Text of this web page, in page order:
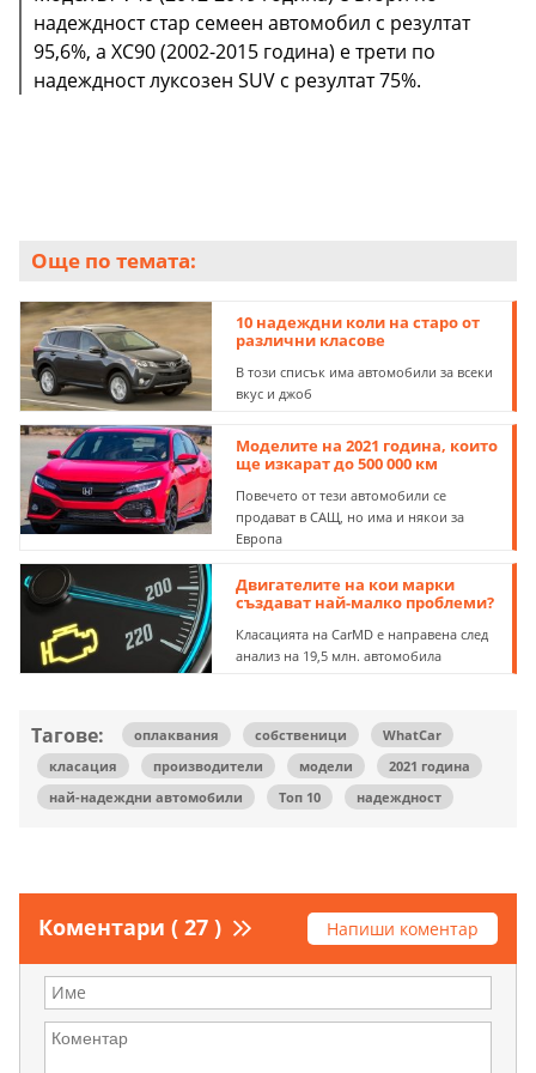
надеждност стар семеен автомобил с резултат
95,6%, а XC90 (2002-2015 година) е трети по
надеждност луксозен SUV с резултат 75%.
Още по темата:
10 надеждни коли на старо от
различни класове
В този списък има автомобили за всеки
вкус и джоб
Моделите на 2021 година, които
ще изкарат до 500 000 км
Повечето от тези автомобили се
продават в САЩ, но има и някои за
Европа
Двигателите на кои марки
създават най-малко проблеми?
Класацията на CarMD е направена след
анализ на 19,5 млн. автомобила
Тагове: оплаквания собственици
WhatCar
класация
производители модели
2021 година
най-надеждни автомобили
Топ 10 надеждност
Коментари ( 27 ) Напиши коментар